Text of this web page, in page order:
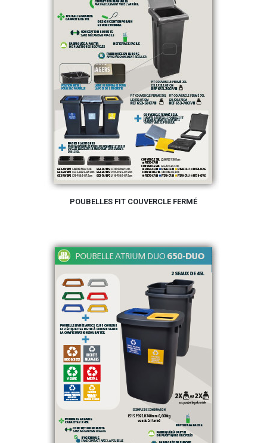
POUBELLES FIT COUVERCLE FERMÉ